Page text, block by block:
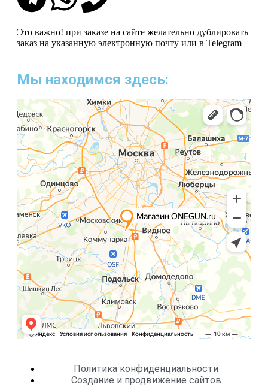
Это важно! при заказе на сайте желательно дублировать
заказ на указанную электронную почту или в Telegram
Мы находимся здесь:
Политика конфиденциальности
Создание и продвижение сайтов